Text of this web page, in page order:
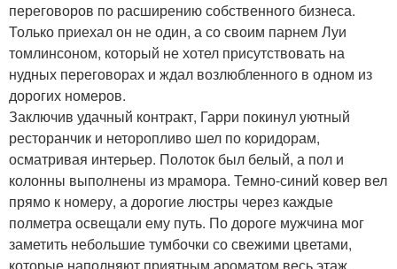
переговоров по расширению собственного бизнеса.
Только приехал он не один, а со своим парнем Луи
томлинсоном, который не хотел присутствовать на
нудных переговорах и ждал возлюбленного в одном из
дорогих номеров.
Заключив удачный контракт, Гарри покинул уютный
ресторанчик и неторопливо шел по коридорам,
осматривая интерьер. Полоток был белый, а пол и
колонны выполнены из мрамора. Темно-синий ковер вел
прямо к номеру, а дорогие люстры через каждые
полметра освещали ему путь. По дороге мужчина мог
заметить небольшие тумбочки со свежими цветами,
которые наполняют приятным ароматом весь этаж.